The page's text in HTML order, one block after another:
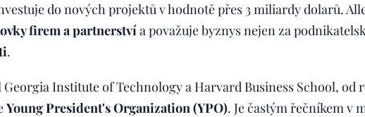
do nových projektů v hodnotě přes 3 miliardy dolarů.
firem a partnerstvía považuje byznys nejen za
.
Georgia Institute of Technology a Harvard Business School, od
Young President's Organization (YPO). Je častým řečníkem v